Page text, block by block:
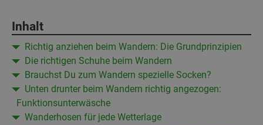
Inhalt
Richtig anziehen beim Wandern: Die Grundprinzipien
Die richtigen Schuhe beim Wandern
Brauchst Du zum Wandern spezielle Socken?
Unten drunter beim Wandern richtig angezogen:
Funktionsunterwäsche
Wanderhosen für jede Wetterlage